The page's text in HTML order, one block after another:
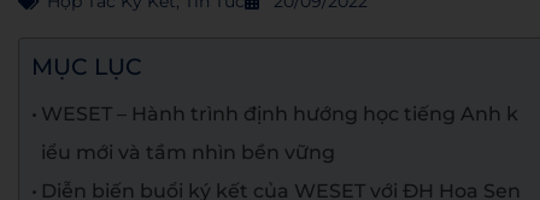
MỤC LỤC
WESET – Hành trình định hướng học tiếng Anh k
iểu mới và tầm nhìn bền vững
Diễn biến buổi ký kết của WESET với ĐH Hoa Sen